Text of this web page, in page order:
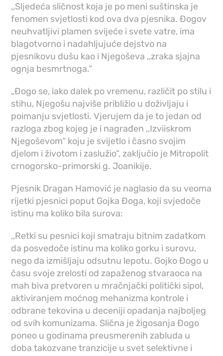
,,Sljedeća sličnost koja je po meni suštinska je
fenomen svjetlosti kod ova dva pjesnika. Đogov
neuhvatljivi plamen svijeće i svete vatre, ima
blagotvorno i nadahljujuće dejstvo na
pjesnikovu dušu kao i Njegoševa ,,zraka sjajna
ognja besmrtnoga.“
„Đogo se, iako dalek po vremenu, različit po stilu i
stihu, Njegošu najviše približio u doživljaju i
poimanju svjetlosti. Vjerujem da je to jedan od
razloga zbog kojeg je i nagrađen ,,Izviiskrom
Njegoševom“ koju je svijetlo i časno svojim
djelom i životom i zaslužio“, zaključio je Mitropolit
crnogorsko-primorski g. Joanikije.
Pjesnik Dragan Hamović je naglasio da su veoma
rijetki pjesnici poput Gojka Đoga, koji svjedoče
istinu ma koliko bila surova:
,,Retki su pesnici koji smatraju bitnim zadatkom
da posvedoče istinu ma koliko gorku i surovu,
nego da izmišljaju odsutnu lepotu. Gojko Đogo u
času svoje zrelosti od zapaženog stvaraoca na
mah biva pretvoren u mračnjački politički sipol,
aktiviranjem moćnog mehanizma kontrole i
odbrane tekovina u deceniji opadanja najboljeg
od svih komunizama. Slična je žigosanja Đogo
poneo u godinama preusmerenih zabluda u
doba takozvane tranzicije u svet selektivne i